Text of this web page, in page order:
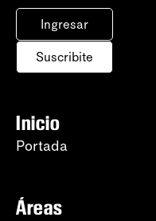
Ingresar
Suscribite
Inicio
Portada
Áreas